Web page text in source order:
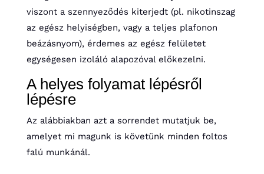
viszont a szennyeződés kiterjedt (pl. nikotinszag
az egész helyiségben, vagy a teljes plafonon
beázásnyom), érdemes az egész felületet
egységesen izoláló alapozóval előkezelni.
A helyes folyamat lépésről
lépésre
Az alábbiakban azt a sorrendet mutatjuk be,
amelyet mi magunk is követünk minden foltos
falú munkánál.